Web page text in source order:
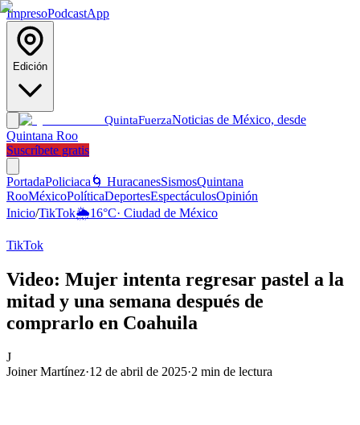
ImpresoPodcastApp
Edición
QuintaFuerzaNoticias de México, desde
Quintana Roo
Suscríbete gratis
PortadaPoliciaca 🌀 HuracanesSismosQuintana
RooMéxicoPolíticaDeportesEspectáculosOpinión
Inicio/TikTok🌦️16°C· Ciudad de México
TikTok
Video: Mujer intenta regresar pastel a la
mitad y una semana después de
comprarlo en Coahuila
J
Joiner Martínez·12 de abril de 2025·2 min de lectura